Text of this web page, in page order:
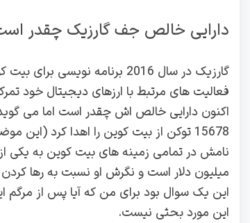
دارایی خالص جف گارزیک چقدر
گارزیک در سال 2016 برنامه‌
فعالیت‌ های مرتبط با ارزهای دیجیتال خود
اکنون دارایی خالص اش چقدر است اما می‌
15678 توکن از بیت کوین را اهدا کرد
نامش در تمامی زمینه های بیت کوین به یکی
میلیون دلار است و نگرش او نسبت به رها
این یک سوال بود برای من که آیا پس از مرگم
این مورد بحثی نیست.